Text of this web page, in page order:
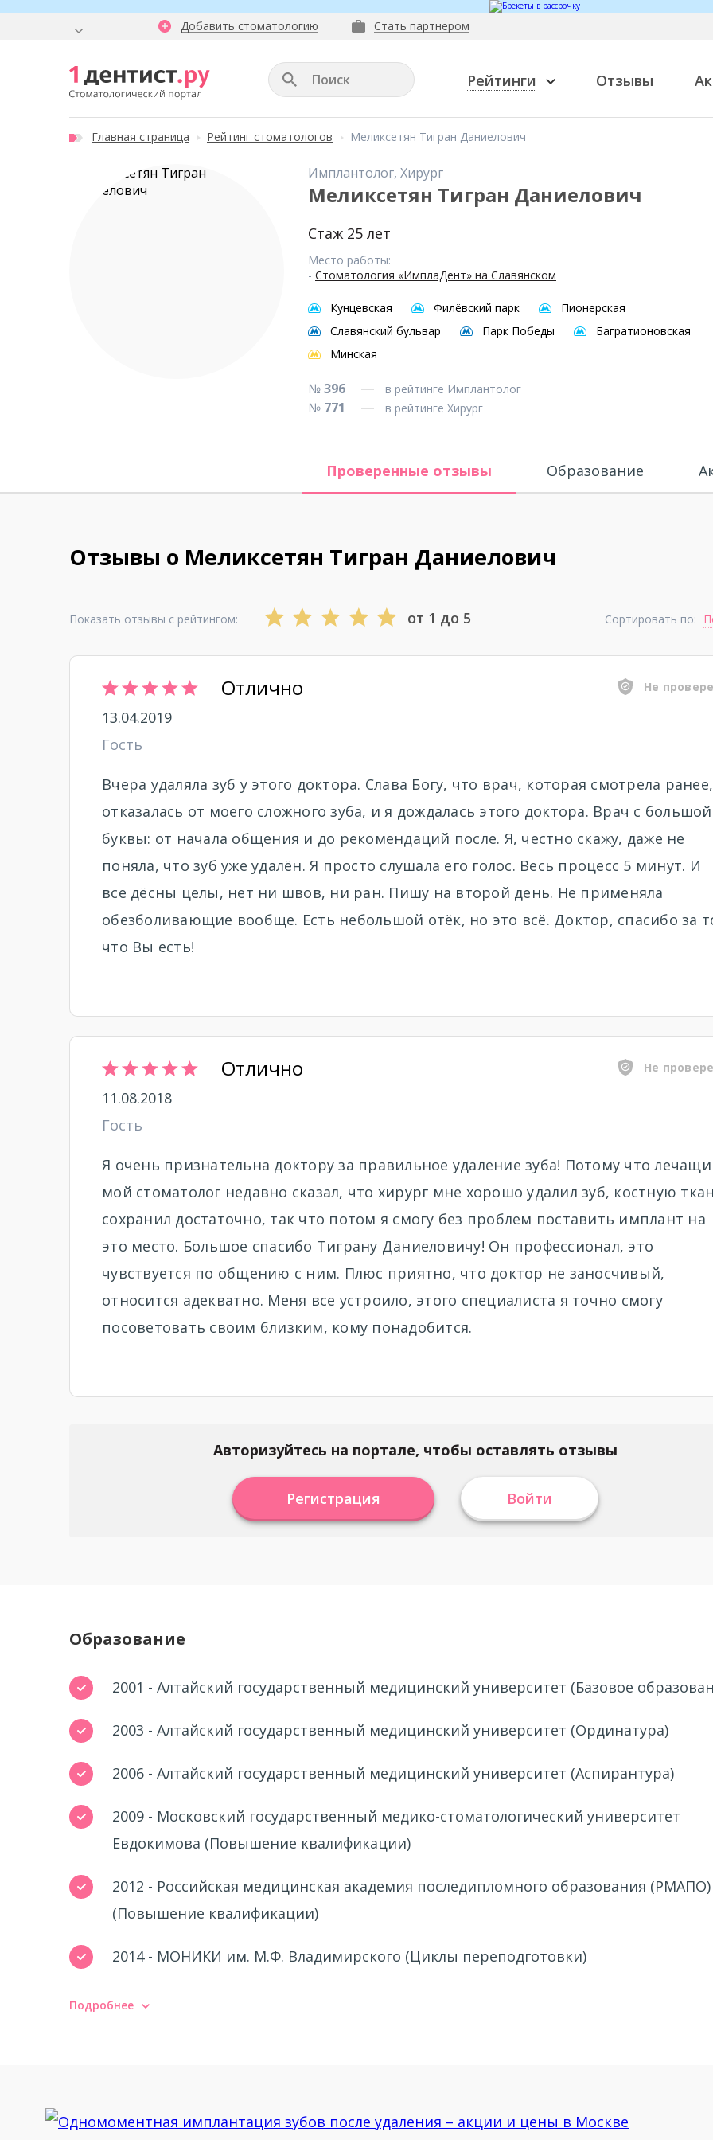
Добавить стоматологию Стать партнером
Рейтинги Отзывы
Главная страница Рейтинг стоматологов Меликсетян Тигран Даниелович
Имплантолог, Хирург
Меликсетян Тигран Даниелович
Стаж 25 лет
Место работы:
- Стоматология «ИмплаДент» на Славянском
Кунцевская Филёвский парк
Пионерская
Славянский бульвар
Парк Победы
Багратионовская
Минская
№396 в рейтинге Имплантолог
№ 771 в рейтинге Хирург
Проверенные отзывы Образование
Отзывы о Меликсетян Тигран Даниелович
Показать отзывы с рейтингом: от 1 до 5 Сортировать по:
Отлично Не
13.04.2019
Гость
Вчера удаляла зуб у этого доктора. Слава Богу, что врач, которая смотрела ранее,
отказалась от моего сложного зуба, и я дождалась этого доктора. Врач с большой
буквы: от начала общения и до рекомендаций после. Я, честно скажу, даже не
поняла, что зуб уже удалён. Я просто слушала его голос. Весь процесс 5 минут. И
все дёсны целы, нет ни швов, ни ран. Пишу на второй день. Не применяла
обезболивающие вообще. Есть небольшой отёк, но это всё. Доктор, спасибо за
что Вы есть!
Отлично Не
11.08.2018
Гость
Я очень признательна доктору за правильное удаление зуба! Потому что
мой стоматолог недавно сказал, что хирург мне хорошо удалил зуб, костную
сохранил достаточно, так что потом я смогу без проблем поставить имплант на
это место. Большое спасибо Тиграну Даниеловичу! Он профессионал, это
чувствуется по общению с ним. Плюс приятно, что доктор не заносчивый,
относится адекватно. Меня все устроило, этого специалиста я точно смогу
посоветовать своим близким, кому понадобится.
Авторизуйтесь на портале, чтобы оставлять отзывы
Регистрация Войти
Образование
2001 - Алтайский государственный медицинский университет (Базовое
2003 - Алтайский государственный медицинский университет (Ординатура)
2006 - Алтайский государственный медицинский университет (Аспирантура)
2009 - Московский государственный медико-стоматологический университет
Евдокимова (Повышение квалификации)
2012 - Российская медицинская академия последипломного образования (РМАПО)
(Повышение квалификации)
2014 - МОНИКИ им. М.Ф. Владимирского (Циклы переподготовки)
Повышение квалификации
Подробнее